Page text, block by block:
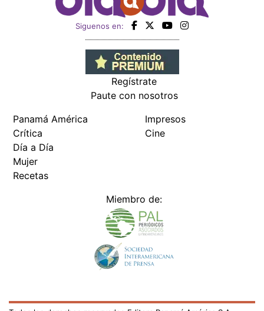
Siguenos en:
Regístrate
Paute con nosotros
Panamá América
Crítica
Día a Día
Mujer
Recetas
Impresos
Cine
Miembro de: